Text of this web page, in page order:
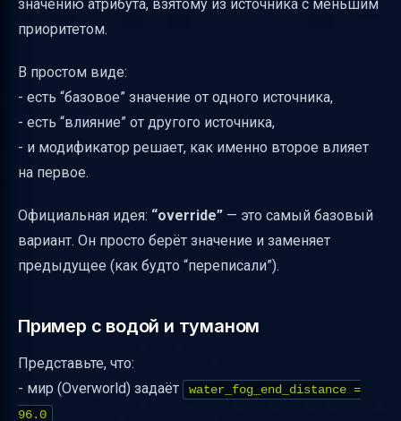
значению атрибута, взятому из источника с меньшим
приоритетом.
В простом виде:
- есть “базовое” значение от одного источника,
- есть “влияние” от другого источника,
- и модификатор решает, как именно второе влияет
на первое.
Официальная идея: “override” — это самый базовый
вариант. Он просто берёт значение и заменяет
предыдущее (как будто “переписали”).
Пример с водой и туманом
Представьте, что:
- мир (Overworld) задаёт
water_fog_end_distance =
96.0